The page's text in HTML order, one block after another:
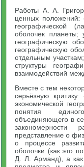
Работы А. А.
ценных положений:
географической
оболочек планеты;
географическую
географическую
отдельным
структуры
взаимодействий
Вместе с тем
серьёзную
экономической
понятия
объединяющего в
закономерности
представление о
о процессе
оболочки (как это
Д. Л. Арманд), а как